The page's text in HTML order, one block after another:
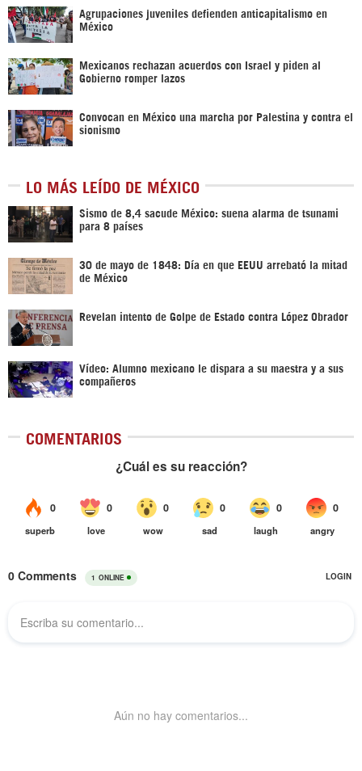
Agrupaciones juveniles defienden anticapitalismo en
México
Mexicanos rechazan acuerdos con Israel y piden al
Gobierno romper lazos
Convocan en México una marcha por Palestina y contra el
sionismo
LO MÁS LEÍDO DE MÉXICO
Sismo de 8,4 sacude México: suena alarma de tsunami
para 8 países
30 de mayo de 1848: Día en que EEUU arrebató la mitad
de México
Revelan intento de Golpe de Estado contra López Obrador
Vídeo: Alumno mexicano le dispara a su maestra y a sus
compañeros
COMENTARIOS